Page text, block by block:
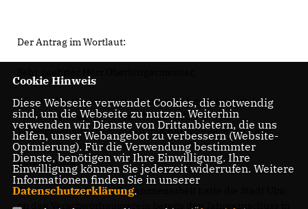
Der Antrag im Wortlaut:
Wie der Presse erst letztens zu entnehmen war, ist der
Verschwörhausverein am 13. Juli 2022 aus dem
Verschwörhaus ausgezogen und hat zeitgleich mit dem
Auszug die Zusammenarbeit mit der Stadt Ulm
aufgekündigt.
Als Grundlage für die Zusammenarbeit hatte die Stadt Ulm
an den Verschwörhausverein bereits den Jahreszuschuss in
Cookie Hinweis
Diese Webseite verwendet Cookies, die notwendig
sind, um die Webseite zu nutzen. Weiterhin
verwenden wir Dienste von Drittanbietern, die uns
helfen, unser Webangebot zu verbessern (Website-
Optmierung). Für die Verwendung bestimmter
Dienste, benötigen wir Ihre Einwilligung. Ihre
Einwilligung können Sie jederzeit widerrufen. Weitere
Informationen finden Sie in unserer
Datenschutzerklärung.